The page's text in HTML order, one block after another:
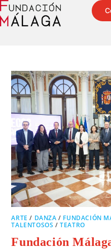
ARTE / DANZA / FUNDACIÓN
TALENTOSOS /TEATRO
Fundación